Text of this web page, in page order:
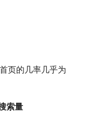
页的几率几乎为
索量